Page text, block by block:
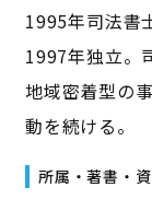
1995年司法書
1997年独立。
地域密着型の
動を続ける。
所属・著書・